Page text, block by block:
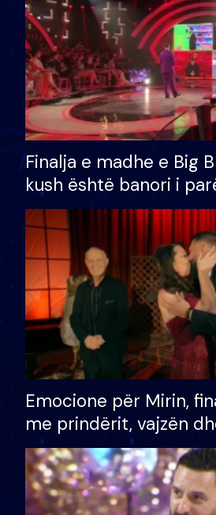
Finalja e madhe e Big
kush është banori i
shtëpinë dhe humb
të fituar çmimin e
Emocione për Mirin,
me prindërit, vajzën
bashkëshorten:
divorci apo jo?